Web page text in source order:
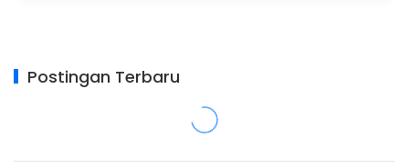
Postingan Terbaru